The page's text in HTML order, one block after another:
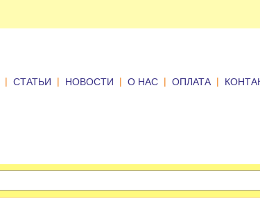
| СТАТЬИ | НОВОСТИ | О НАС | ОПЛАТА |